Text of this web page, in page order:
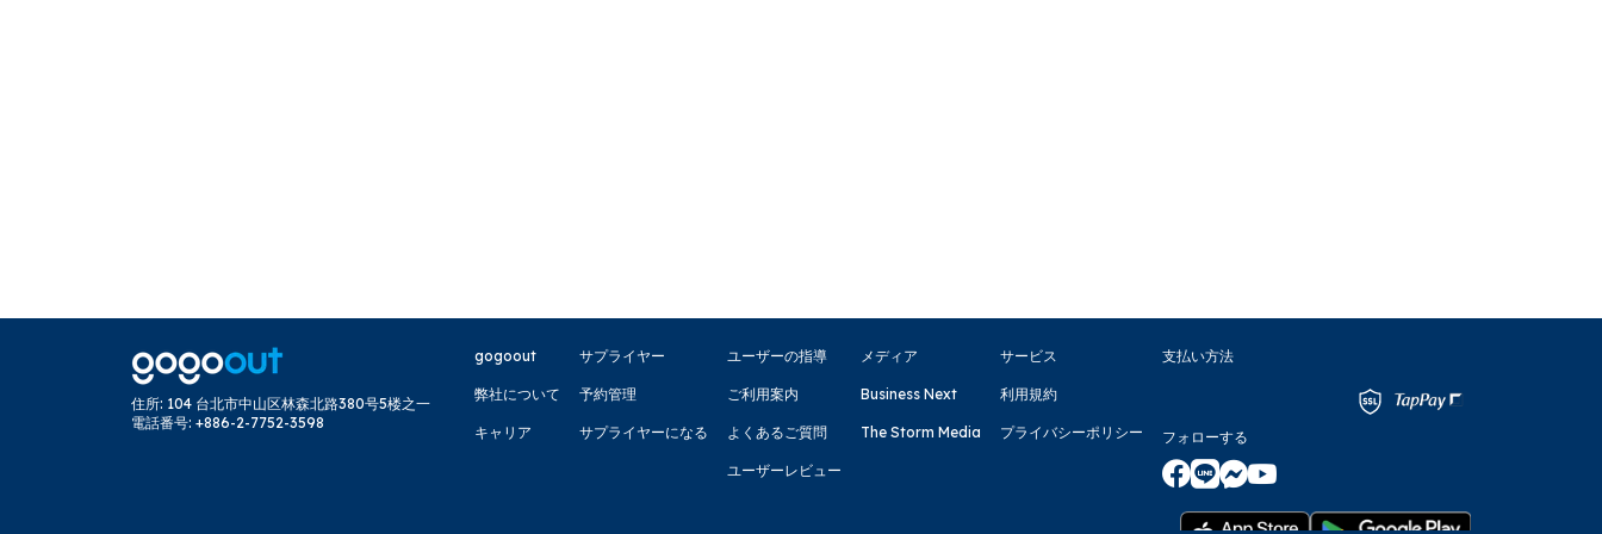
住所: 104 台北市中山区林森北路380号5楼之一
電話番号: +886-2-7752-3598
gogoout
弊社について
キャリア
サプライヤー
予約管理
サプライヤーになる
ユーザーの指導
ご利用案内
よくあるご質問
ユーザーレビュー
メディア
Business Next
The Storm Media
サービス
利用規約
プライバシーポリシー
支払い方法
フォローする